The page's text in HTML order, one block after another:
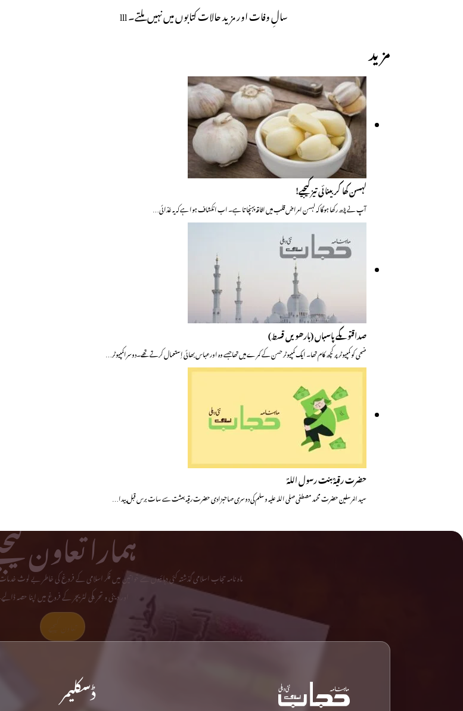
سالِ وفات اور مزید حالات کتابوں میں نہیں ملتے۔ lll
مزید
لہسن کھا کر بینائی تیز کیجیے!
آپ نے پڑھ رکھا ہوگا کہ لہسن امراض قلب میں افاقہ پہنچاتا ہے۔ اب انکشاف ہوا ہے کہ یہ غذائی…
صداقتوںکے پاسباں (بارھویں قسط)
ضحی کو کمپیوٹر پر کچھ کام تھا۔ ایک کمپیوٹر حسن کے کمرے میں تھاجسے وہ اورعباس بھائی اِستعمال کرتے تھے۔دوسراکمپیوٹر…
حضرت رقیہؓ بنت رسول اللہؐ
سید المرسلین حضرت محمد مصطفی صلی اللہ علیہ وسلم کی دوسری صاحبزادی حضرت رقیہ بعثت سے سات برس قبل پیدا…
ہمارا تعاون
ماہ نامہ حجاب اسلامی گذشتہ کئی دہائیوں سے خواتین میں فکر اسلامی کے فروغ کی خاطر بے لوث
اور دینی و تحریکی لٹریچر کے فروغ میں اپنا حصہ
ڈسکلیمر